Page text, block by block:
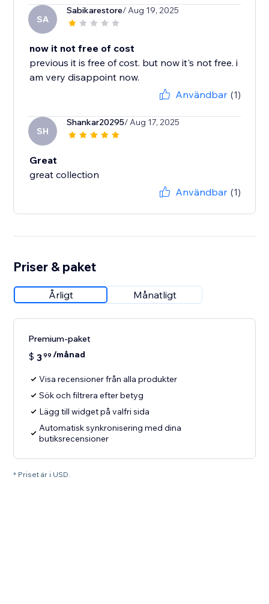
SA
Sabikarestore/ Aug 19, 2025
now it not free of cost
previous it is free of cost. but now it's not free. i
am very disappoint now.
Användbar (1)
SH
Shankar20295/ Aug 17, 2025
Great
Användbar (1)
Priser & paket
Årligt Månatligt
Premium-paket
$ 399 /månad
Visa recensioner från alla produkter
Sök och filtrera efter betyg
Lägg till widget på valfri sida
Automatisk synkronisering med dina
butiksrecensioner
* Priset är i USD.